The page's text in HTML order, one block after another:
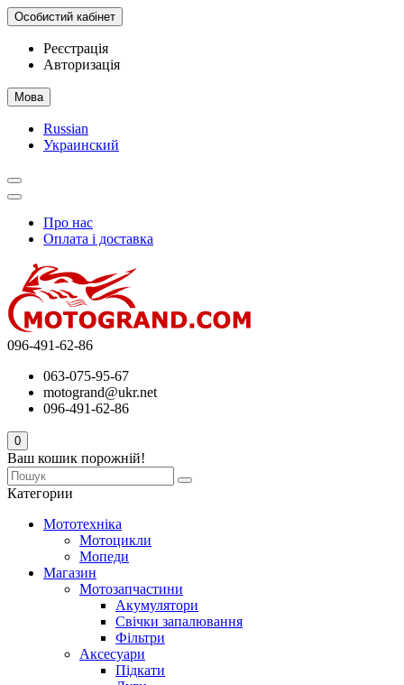
Особистий кабінет
Реєстрація
Авторизація
Мова
Russian
Украинский
Про нас
Оплата і доставка
096-491-62-86
063-075-95-67
motogrand@ukr.net
096-491-62-86
0
Ваш кошик порожній!
Категории
Мототехніка
Мотоцикли
Мопеди
Магазин
Мотозапчастини
Акумулятори
Свічки запалювання
Фільтри
Аксесуари
Підкати